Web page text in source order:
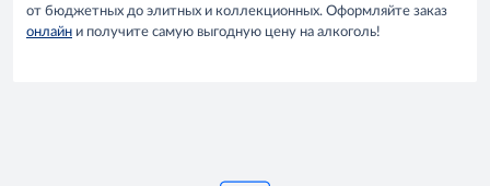
от бюджетных до элитных и коллекционных. Оформляйте заказ
онлайн и получите самую выгодную цену на алкоголь!